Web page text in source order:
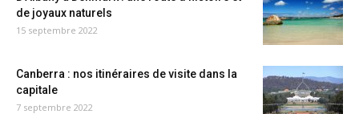
de joyaux naturels
15 septembre 2022
Canberra : nos itinéraires de visite dans la
capitale
7 septembre 2022